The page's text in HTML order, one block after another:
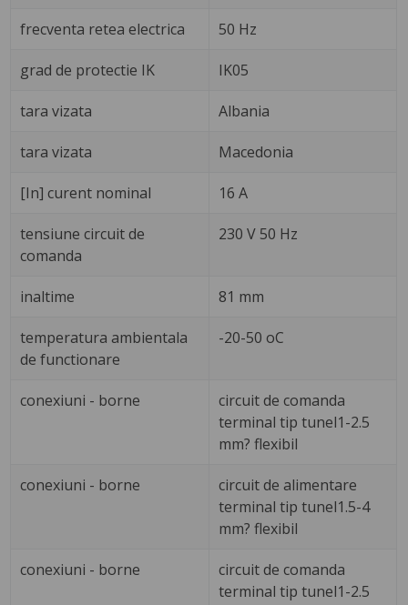
frecventa retea electrica 50 Hz
grad de protectie IK IK05
tara vizata Albania
tara vizata Macedonia
[In] curent nominal 16 A
tensiune circuit de
comanda
230 V 50 Hz
inaltime 81 mm
temperatura ambientala
de functionare
-20-50 oC
conexiuni - borne
circuit de comanda
terminal tip tunel1-2.5
mm? flexibil
conexiuni - borne
circuit de alimentare
terminal tip tunel1.5-4
mm? flexibil
conexiuni - borne
circuit de comanda
terminal tip tunel1-2.5